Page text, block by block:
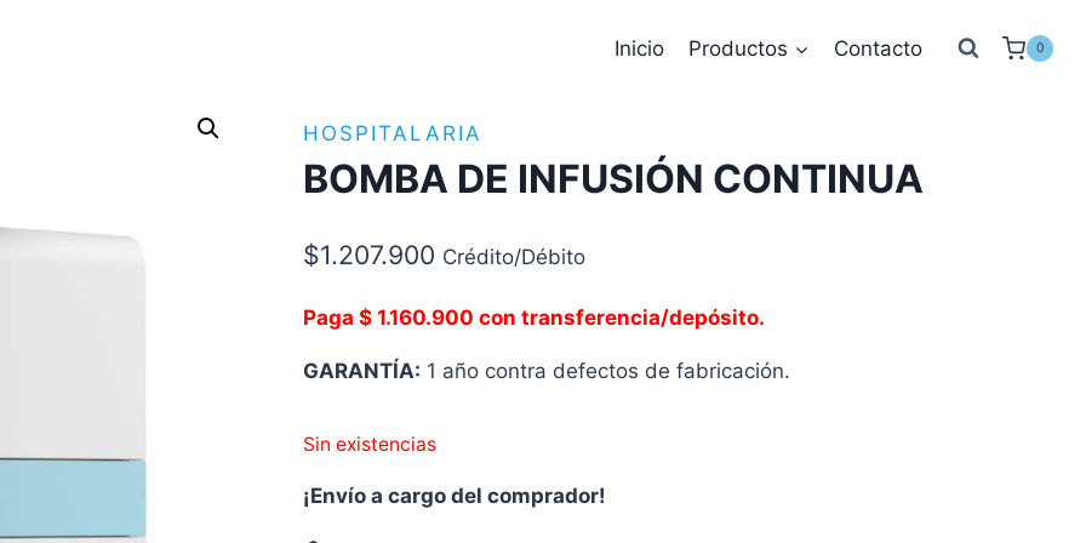
Inicio Productos Contacto 0
HOSPITALARIA
BOMBA DE INFUSIÓN CONTINUA
$1.207.900 Crédito/Débito
Paga $ 1.160.900 con transferencia/depósito.
GARANTÍA: 1 año contra defectos de fabricación.
Sin existencias
¡Envío a cargo del comprador!